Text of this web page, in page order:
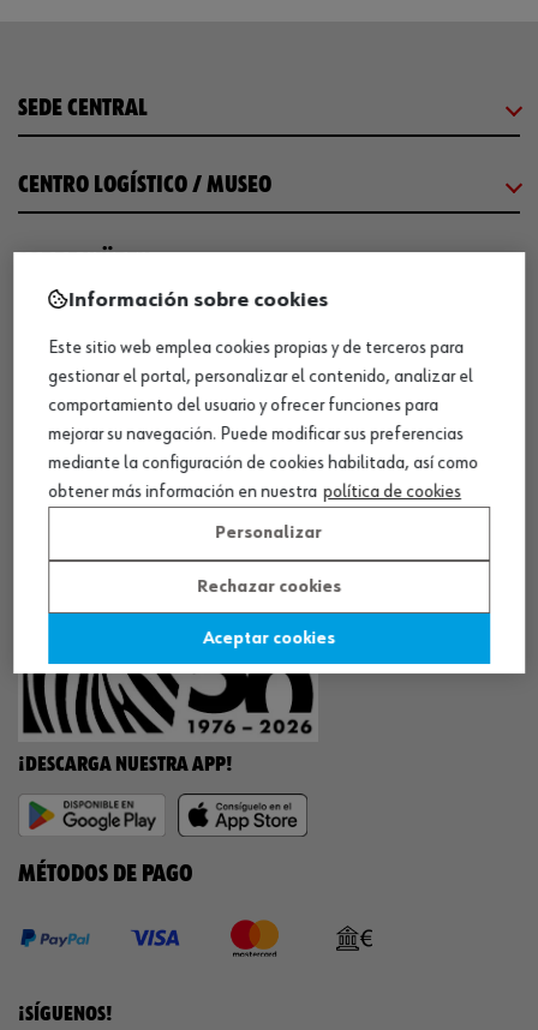
SEDE CENTRAL
CENTRO LOGÍSTICO / MUSEO
COMUNICACIÓN
WORKINWÜRTH
NUESTROS CERTIFICADOS
¡WÜRTH EMPRESA SOLIDARIA!
¡DESCARGA NUESTRA APP!
MÉTODOS DE PAGO
¡SÍGUENOS!
Información sobre cookies
Este sitio web emplea cookies propias y de terceros para
gestionar el portal, personalizar el contenido, analizar el
comportamiento del usuario y ofrecer funciones para
mejorar su navegación. Puede modificar sus preferencias
mediante la configuración de cookies habilitada, así como
obtener más información en nuestra política de cookies
Personalizar
Rechazar cookies
Aceptar cookies